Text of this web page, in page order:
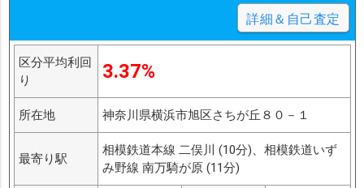
詳細＆自己査定
区分平均利回
り
3.37%
所在地 神奈川県横浜市旭区さちが丘８０－１
最寄り駅
相模鉄道本線 二俣川 (10分)、相模鉄道いず
み野線 南万騎が原 (11分)